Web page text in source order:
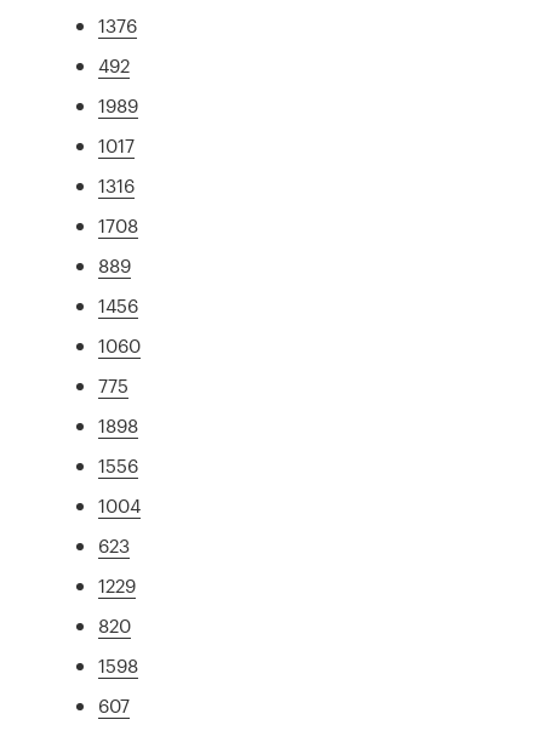
1376
492
1989
1017
1316
1708
889
1456
1060
775
1898
1556
1004
623
1229
820
1598
607